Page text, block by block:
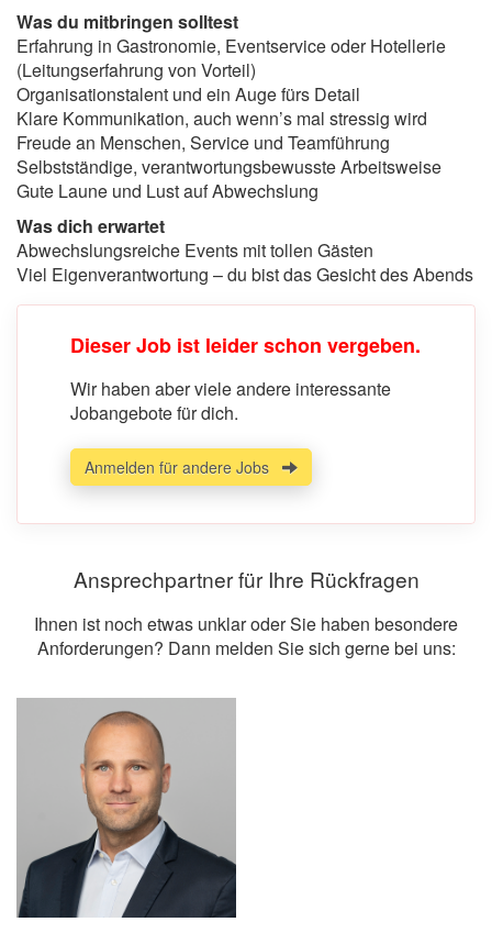
Was du mitbringen solltest
Erfahrung in Gastronomie, Eventservice oder Hotellerie
(Leitungserfahrung von Vorteil)
Organisationstalent und ein Auge fürs Detail
Klare Kommunikation, auch wenn’s mal stressig wird
Freude an Menschen, Service und Teamführung
Selbstständige, verantwortungsbewusste Arbeitsweise
Gute Laune und Lust auf Abwechslung
Was dich erwartet
Abwechslungsreiche Events mit tollen Gästen
Viel Eigenverantwortung – du bist das Gesicht des Abends
Dieser Job ist leider schon vergeben.
Wir haben aber viele andere interessante
Jobangebote für dich.
Anmelden für andere Jobs
Ansprechpartner für Ihre Rückfragen
Ihnen ist noch etwas unklar oder Sie haben besondere
Anforderungen? Dann melden Sie sich gerne bei uns: